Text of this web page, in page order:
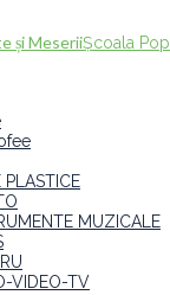
Școala
PLASTICE
MUZICALE
VIDEO-TV